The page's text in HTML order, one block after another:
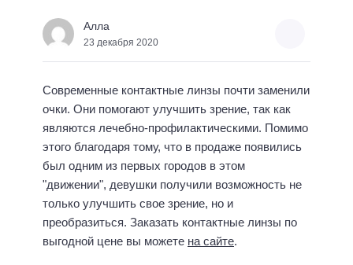
Алла
23 декабря 2020
Современные контактные линзы почти заменили
очки. Они помогают улучшить зрение, так как
являются лечебно-профилактическими. Помимо
этого благодаря тому, что в продаже появились
был одним из первых городов в этом
"движении", девушки получили возможность не
только улучшить свое зрение, но и
преобразиться. Заказать контактные линзы по
выгодной цене вы можете на сайте.